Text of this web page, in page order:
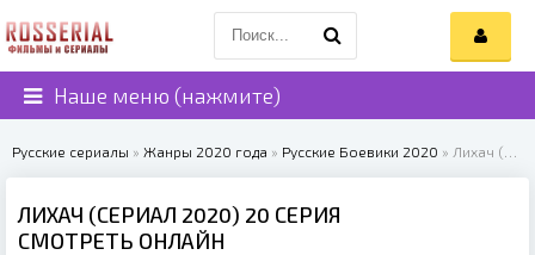
Наше меню (нажмите)
Русские сериалы » Жанры 2020 года » Русские Боевики 2020 » Лихач (сериал 2020)
ЛИХАЧ (СЕРИАЛ 2020) 20 СЕРИЯ
СМОТРЕТЬ ОНЛАЙН